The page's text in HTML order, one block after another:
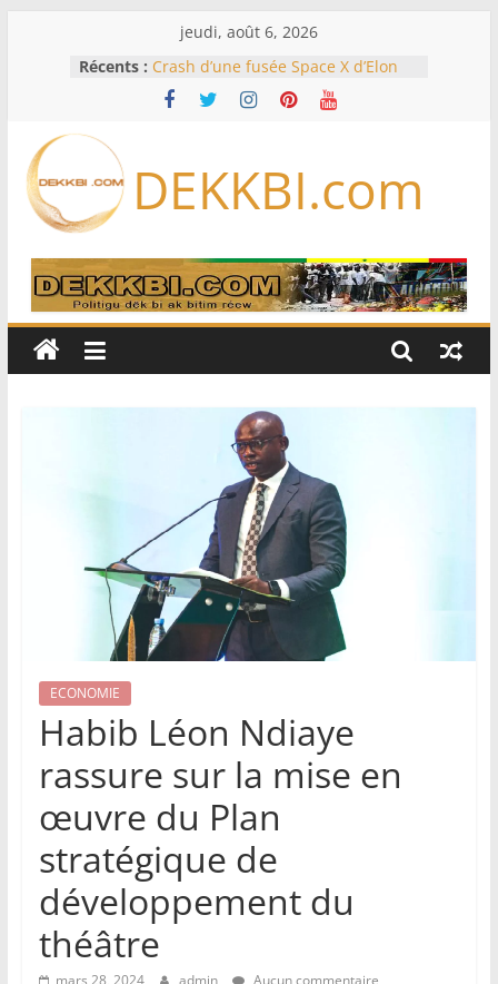
jeudi, août 6, 2026
Récents : Crash d’une fusée Space X d’Elon
Musk sur la Lune: entre pollution
spatiale et ouverture sur la
Diallo devrait assurer l’intérim des
Lions en septembre
sélectionneurs sur 10 déjà partis
Sécheresse: Faut-il stocker l’eau?
À Ceuta, le bilan des morts monte à
75 côté espagnol, 11 côté marocain
DEKKBI.com
ECONOMIE
Habib Léon Ndiaye
rassure sur la mise en
œuvre du Plan
stratégique de
développement du
théâtre